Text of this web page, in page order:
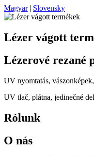
Magyar| Slovensky
Lézer vágott
Lézerové rezané
UV nyomtatás,
UV tlač, plátna, jedinečné
Rólunk
O nás